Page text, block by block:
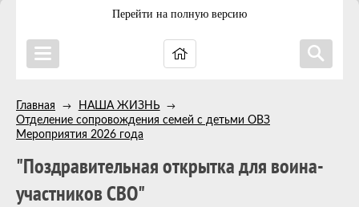
Перейти на полную версию
Главная → НАША ЖИЗНЬ →
Отделение сопровождения семей с детьми ОВЗ
Мероприятия 2026 года
"Поздравительная открытка для воина-
участников СВО"